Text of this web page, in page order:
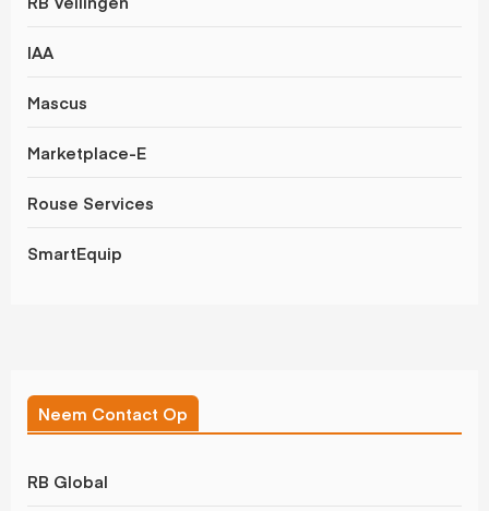
IAA
Mascus
Marketplace-E
Rouse Services
SmartEquip
Neem Contact Op
RB Global